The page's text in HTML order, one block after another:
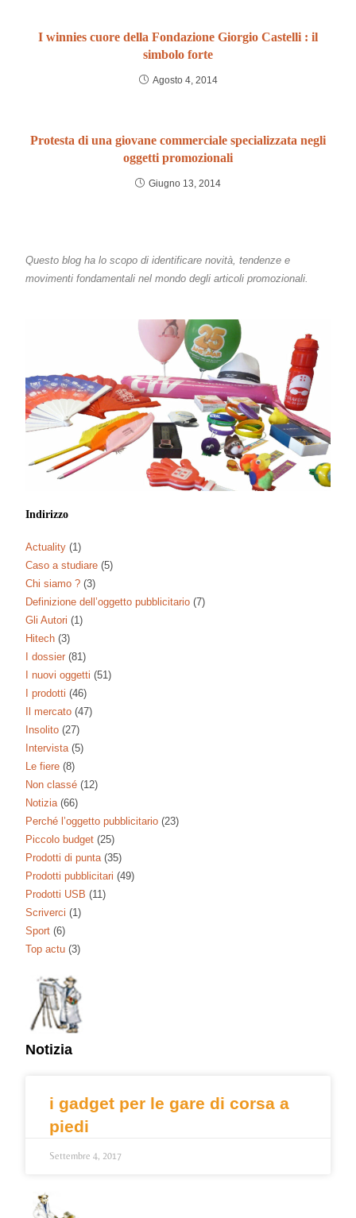
I winnies cuore della Fondazione Giorgio Castelli : il
simbolo forte
Agosto 4, 2014
Protesta di una giovane commerciale specializzata negli
oggetti promozionali
Giugno 13, 2014
Questo blog ha lo scopo di identificare novità, tendenze e
movimenti fondamentali nel mondo degli articoli promozionali.
Indirizzo
Actuality (1)
Caso a studiare (5)
Chi siamo ? (3)
Definizione dell’oggetto pubblicitario (7)
Gli Autori (1)
Hitech (3)
I dossier (81)
I nuovi oggetti (51)
I prodotti (46)
Il mercato (47)
Insolito (27)
Intervista (5)
Le fiere (8)
Non classé (12)
Notizia (66)
Perché l’oggetto pubblicitario (23)
Piccolo budget (25)
Prodotti di punta (35)
Prodotti pubblicitari (49)
Prodotti USB (11)
Scriverci (1)
Sport (6)
Top actu (3)
Notizia
i gadget per le gare di corsa a
piedi
Settembre 4, 2017